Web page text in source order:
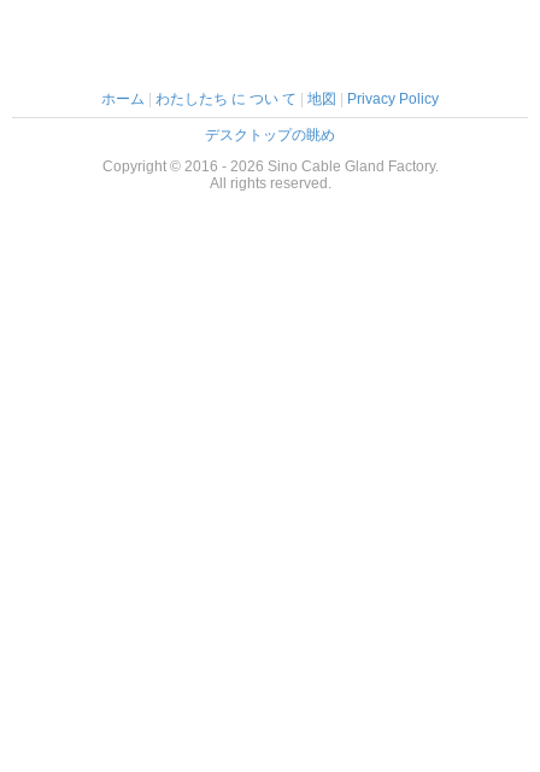
ホーム わたしたち に つい て 地図 Privacy Policy
デスクトップの眺め
Copyright © 2016 - 2026 Sino Cable Gland Factory.
All rights reserved.